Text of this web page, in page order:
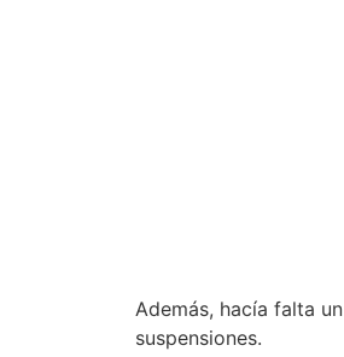
Además, hacía falta un
suspensiones.